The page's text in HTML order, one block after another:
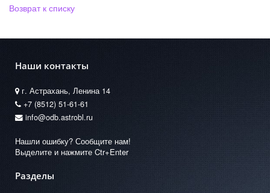
Возврат к списку
Наши контакты
г. Астрахань, Ленина 14
+7 (8512) 51-61-61
info@odb.astrobl.ru
Нашли ошибку? Сообщите нам!
Выделите и нажмите Ctr+Enter
Разделы